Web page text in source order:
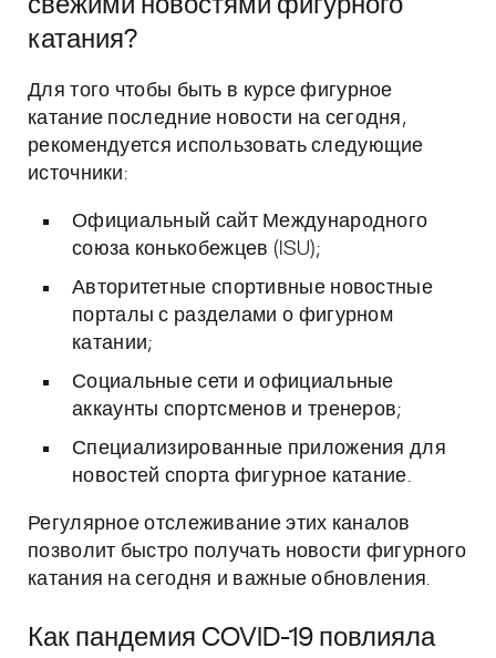
свежими новостями фигурного
катания?
Для того чтобы быть в курсе фигурное
катание последние новости на сегодня,
рекомендуется использовать следующие
источники:
Официальный сайт Международного
союза конькобежцев (ISU);
Авторитетные спортивные новостные
порталы с разделами о фигурном
катании;
Социальные сети и официальные
аккаунты спортсменов и тренеров;
Специализированные приложения для
новостей спорта фигурное катание.
Регулярное отслеживание этих каналов
позволит быстро получать новости фигурного
катания на сегодня и важные обновления.
Как пандемия COVID-19 повлияла